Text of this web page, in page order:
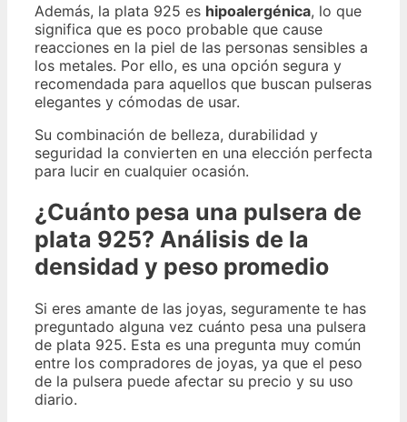
Además, la plata 925 es hipoalergénica, lo que
significa que es poco probable que cause
reacciones en la piel de las personas sensibles a
los metales. Por ello, es una opción segura y
recomendada para aquellos que buscan pulseras
elegantes y cómodas de usar.
Su combinación de belleza, durabilidad y
seguridad la convierten en una elección perfecta
para lucir en cualquier ocasión.
¿Cuánto pesa una pulsera de
plata 925? Análisis de la
densidad y peso promedio
Si eres amante de las joyas, seguramente te has
preguntado alguna vez cuánto pesa una pulsera
de plata 925. Esta es una pregunta muy común
entre los compradores de joyas, ya que el peso
de la pulsera puede afectar su precio y su uso
diario.